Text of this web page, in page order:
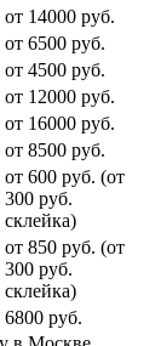
от 14000 руб.
от 6500 руб.
от 4500 руб.
от 12000 руб.
от 16000 руб.
от 8500 руб.
от 600 руб. (от
300 руб.
cклейка)
от 850 руб. (от
300 руб.
склейка)
6800 руб.